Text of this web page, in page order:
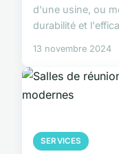
d'une usine, ou
durabilité et
13 novembre 2024
SERVICES